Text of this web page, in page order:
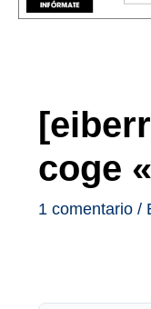
coge
1 comentario /